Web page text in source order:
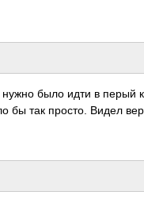
было идти в перый
бы так просто. Видел